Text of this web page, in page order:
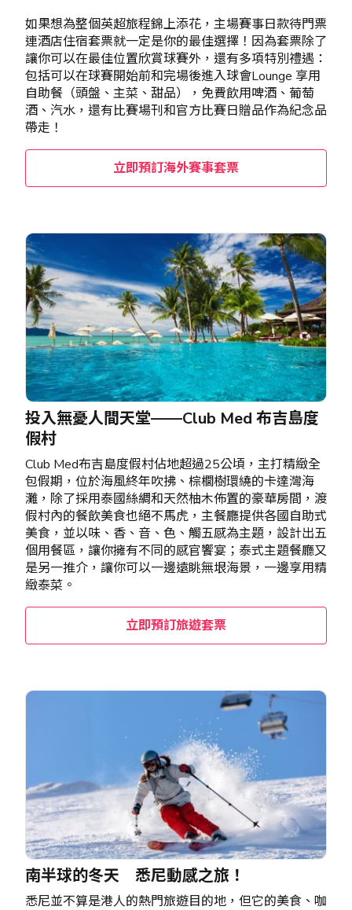
如果想為整個英超旅程錦上添花，主場賽事日款待門票
連酒店住宿套票就一定是你的最佳選擇！因為套票除了
讓你可以在最佳位置欣賞球賽外，還有多項特別禮遇：
包括可以在球賽開始前和完場後進入球會Lounge 享用
自助餐（頭盤、主菜、甜品），免費飲用啤酒、葡萄
酒、汽水，還有比賽場刊和官方比賽日贈品作為紀念品
帶走！
立即預訂海外賽事套票
投入無憂人間天堂——Club Med 布吉島度
假村
Club Med布吉島度假村佔地超過25公頃，主打精緻全
包假期，位於海風終年吹拂、棕櫚樹環繞的卡達灣海
灘，除了採用泰國絲綢和天然柚木佈置的豪華房間，渡
假村內的餐飲美食也絕不馬虎，主餐廳提供各國自助式
美食，並以味、香、音、色、觸五感為主題，設計出五
個用餐區，讓你擁有不同的感官饗宴；泰式主題餐廳又
是另一推介，讓你可以一邊遠眺無垠海景，一邊享用精
緻泰菜。
立即預訂旅遊套票
南半球的冬天 悉尼動感之旅！
悉尼並不算是港人的熱門旅遊目的地，但它的美食、咖